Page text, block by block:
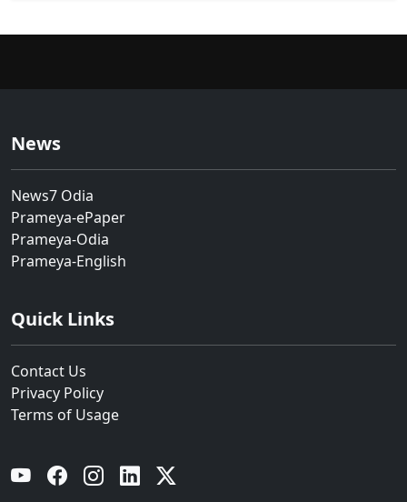
News
News7 Odia
Prameya-ePaper
Prameya-Odia
Prameya-English
Quick Links
Contact Us
Privacy Policy
Terms of Usage
YouTube Facebook Instagram Linkedin